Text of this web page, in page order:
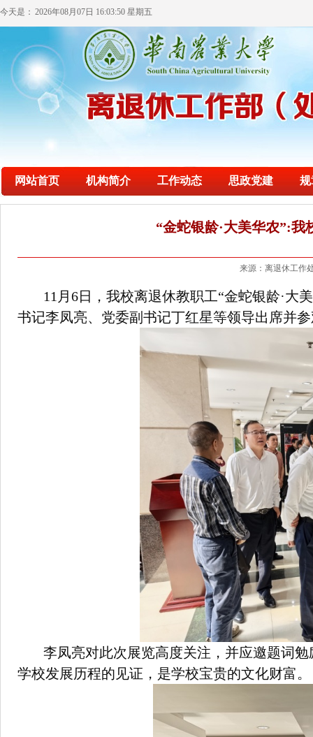
今天是： 2026年08月07日 16:03:51 星期五
网站首页 机构简介 工作动态 思政党建 规
“金蛇银龄·大美华农”:
来源：离退休工
11月6日，我校离退休教职工“金蛇银龄·大
书记李凤亮、党委副书记丁红星等领导出席并
李凤亮对此次展览高度关注，并应邀题词
学校发展历程的见证，是学校宝贵的文化财富。